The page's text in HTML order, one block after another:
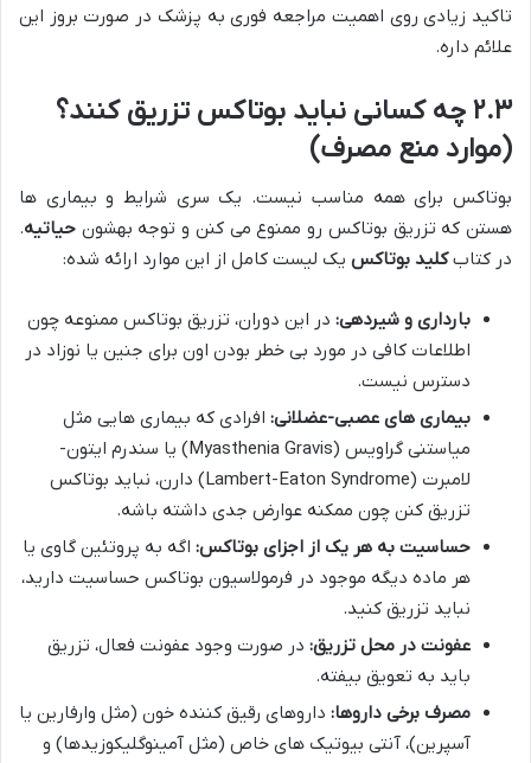
تاکید زیادی روی اهمیت مراجعه فوری به پزشک در صورت بروز این
علائم داره.
۲.۳ چه کسانی نباید بوتاکس تزریق کنند؟
(موارد منع مصرف)
بوتاکس برای همه مناسب نیست. یک سری شرایط و بیماری ها
هستن که تزریق بوتاکس رو ممنوع می کنن و توجه بهشون حیاتیه.
در کتابکلید بوتاکس یک لیست کامل از این موارد ارائه شده:
بارداری و شیردهی: در این دوران، تزریق بوتاکس ممنوعه چون
اطلاعات کافی در مورد بی خطر بودن اون برای جنین یا نوزاد در
دسترس نیست.
بیماری های عصبی-عضلانی: افرادی که بیماری هایی مثل
میاستنی گراویس (Myasthenia Gravis) یا سندرم ایتون-
لامبرت (Lambert-Eaton Syndrome) دارن، نباید بوتاکس
تزریق کنن چون ممکنه عوارض جدی داشته باشه.
حساسیت به هر یک از اجزای بوتاکس: اگه به پروتئین گاوی یا
هر ماده دیگه موجود در فرمولاسیون بوتاکس حساسیت دارید،
نباید تزریق کنید.
عفونت در محل تزریق: در صورت وجود عفونت فعال، تزریق
باید به تعویق بیفته.
مصرف برخی داروها: داروهای رقیق کننده خون (مثل وارفارین یا
آسپرین)، آنتی بیوتیک های خاص (مثل آمینوگلیکوزیدها) و